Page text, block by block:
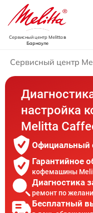
Сервисный центр Melittaв
Барнауле
Сервисный центр
настройка
Melitta
Официальный
Гарантийное
кофемашины
Диагностика
ремонт по
Бесплатный